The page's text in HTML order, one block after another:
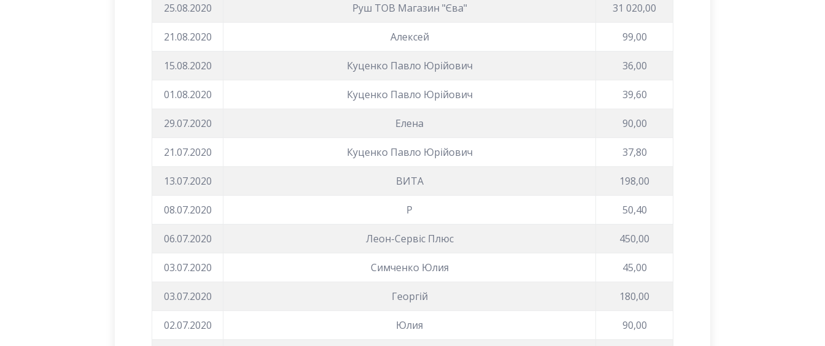
25.08.2020 Руш ТОВ Магазин "Єва" 31 020,00
21.08.2020 Алексей 99,00
15.08.2020 Куценко Павло Юрійович 36,00
01.08.2020 Куценко Павло Юрійович 39,60
29.07.2020 Елена 90,00
21.07.2020 Куценко Павло Юрійович 37,80
13.07.2020 ВИТА 198,00
08.07.2020 Р 50,40
06.07.2020 Леон-Сервіс Плюс 450,00
03.07.2020 Симченко Юлия 45,00
03.07.2020 Георгій 180,00
02.07.2020 Юлия 90,00